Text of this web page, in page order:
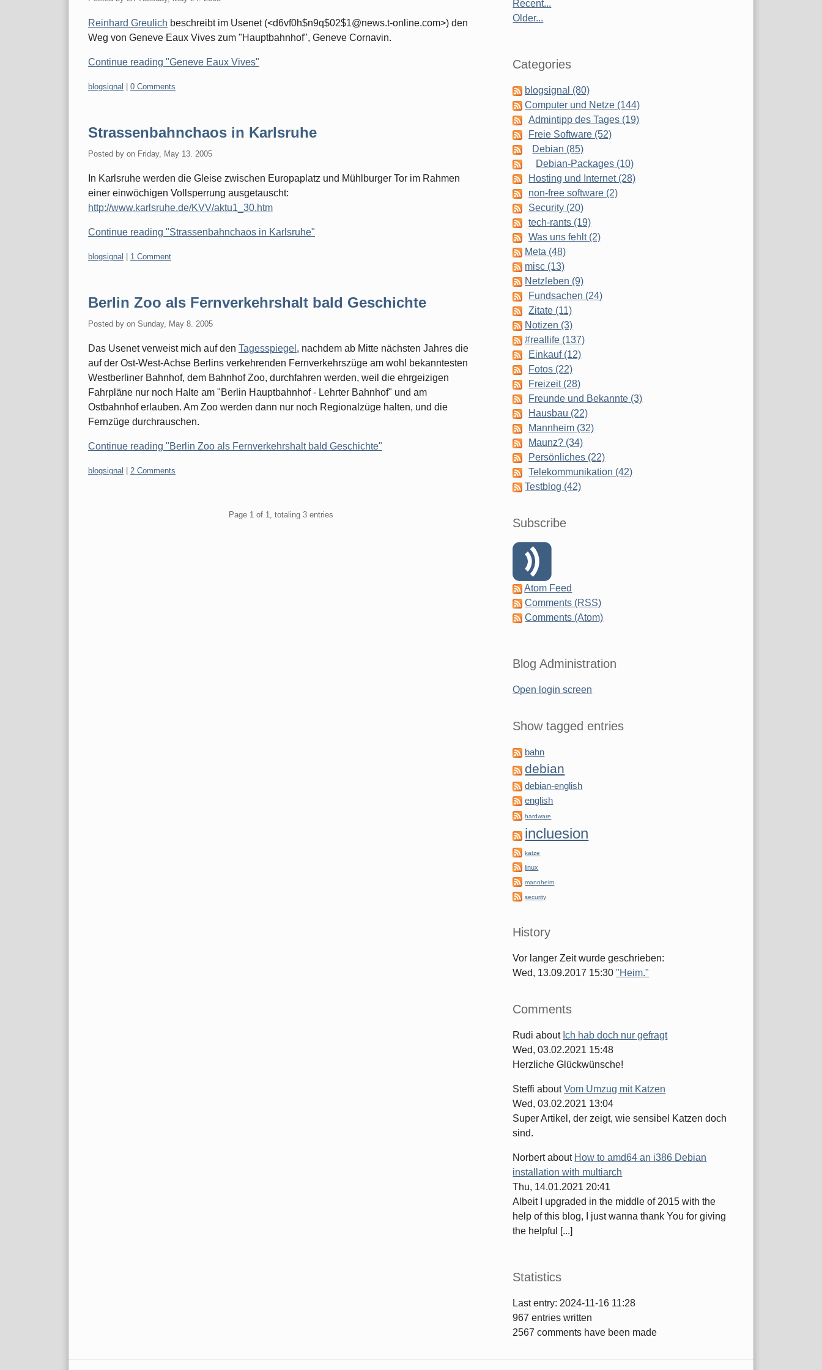
Reinhard Greulich beschreibt im Usenet (<d6vf0h$n9q$02$1@news.t-online.com>) den
Weg von Geneve Eaux Vives zum "Hauptbahnhof", Geneve Cornavin.
Continue reading "Geneve Eaux Vives"
Categories:
blogsignal 0 Comments
Strassenbahnchaos in Karlsruhe
Posted by on Friday, May 13. 2005
In Karlsruhe werden die Gleise zwischen Europaplatz und Mühlburger Tor im Rahmen
einer einwöchigen Vollsperrung ausgetauscht:
http://www.karlsruhe.de/KVV/aktu1_30.htm
Continue reading "Strassenbahnchaos in Karlsruhe"
Categories:
blogsignal 1 Comment
Berlin Zoo als Fernverkehrshalt bald Geschichte
Posted by on Sunday, May 8. 2005
Das Usenet verweist mich auf den Tagesspiegel , nachdem ab Mitte nächsten Jahres die
auf der Ost-West-Achse Berlins verkehrenden Fernverkehrszüge am wohl bekanntesten
Westberliner Bahnhof, dem Bahnhof Zoo, durchfahren werden, weil die ehrgeizigen
Fahrpläne nur noch Halte am "Berlin Hauptbahnhof - Lehrter Bahnhof" und am
Ostbahnhof erlauben. Am Zoo werden dann nur noch Regionalzüge halten, und die
Fernzüge durchrauschen.
Continue reading "Berlin Zoo als Fernverkehrshalt bald Geschichte"
Categories:
blogsignal 2 Comments
Page 1 of 1, totaling 3 entries
Recent...
Older...
Categories
blogsignal (80)
Computer und Netze (144)
Admintipp des Tages (19)
Freie Software (52)
Debian (85)
Debian-Packages (10)
Hosting und Internet (28)
non-free software (2)
Security (20)
tech-rants (19)
Was uns fehlt (2)
Meta (48)
misc (13)
Netzleben (9)
Fundsachen (24)
Zitate (11)
Notizen (3)
#reallife (137)
Einkauf (12)
Fotos (22)
Freizeit (28)
Freunde und Bekannte (3)
Hausbau (22)
Mannheim (32)
Maunz? (34)
Persönliches (22)
Telekommunikation (42)
Testblog (42)
Subscribe
Atom Feed
Comments (RSS)
Comments (Atom)
Blog Administration
Open login screen
Show tagged entries
bahn
debian
debian-english
english
hardware
incluesion
katze
linux
mannheim
security
History
Vor langer Zeit wurde geschrieben:
Wed, 13.09.2017 15:30"Heim."
Comments
Rudi about Ich hab doch nur gefragt
Wed, 03.02.2021 15:48
Herzliche Glückwünsche!
Steffi aboutVom Umzug mit Katzen
Wed, 03.02.2021 13:04
Super Artikel, der zeigt, wie sensibel Katzen doch
sind.
Norbertabout How to amd64 an i386 Debian
installation with multiarch
Thu, 14.01.2021 20:41
Albeit I upgraded in the middle of 2015 with the
help of this blog, I just wanna thank You for giving
the helpful [...]
Statistics
Last entry: 2024-11-16 11:28
967 entries written
2567 comments have been made